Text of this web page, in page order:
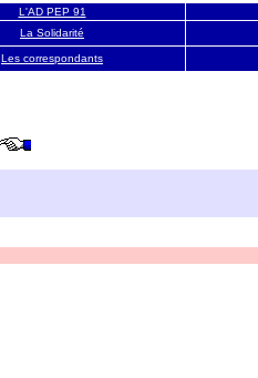
L'AD PEP 91
La Solidarité
Les correspondants